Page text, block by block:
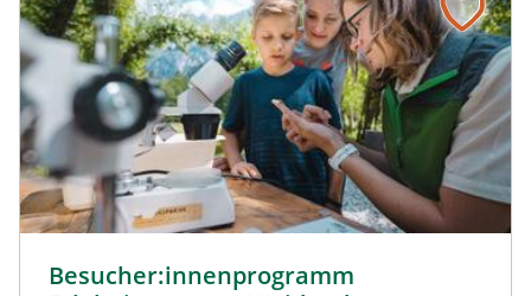
Besucher:innenprogramm